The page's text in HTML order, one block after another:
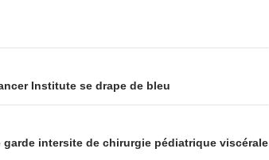
Institute se drape de bleu
garde intersite de chirurgie pédiatrique viscérale